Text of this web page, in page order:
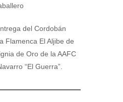
del Cordobán
Flamenca El Aljibe de
de Oro de la AAFC
“El Guerra”.